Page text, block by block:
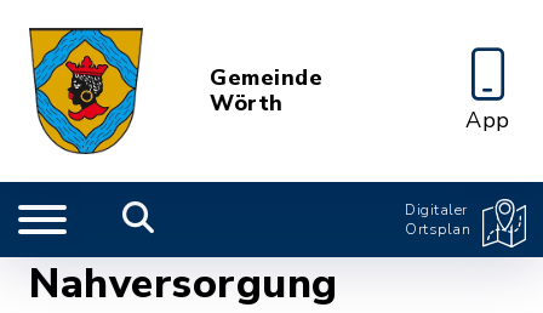
Gemeinde
Wörth
App
Digitaler
Ortsplan
Nahversorgung